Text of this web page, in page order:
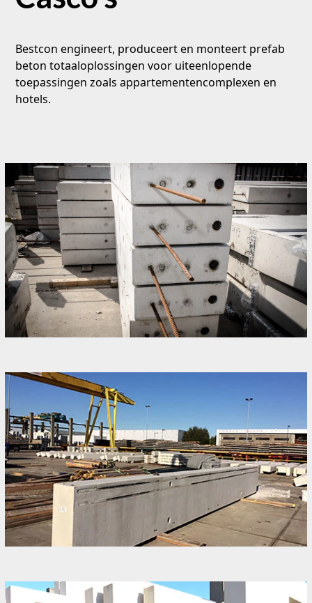
Bestcon engineert, produceert en monteert prefab
beton totaaloplossingen voor uiteenlopende
toepassingen zoals appartementencomplexen en
hotels.